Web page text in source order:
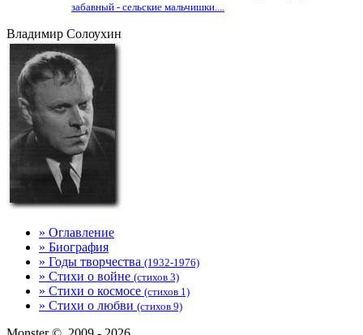
забавный - сельские мальчишки....
Владимир Солоухин
» Оглавление
» Биография
» Годы творчества (1932-1976)
» Стихи о войне (стихов 3)
» Стихи о космосе (стихов 1)
» Стихи о любви (стихов 9)